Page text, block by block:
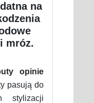
na
mróz.
opinie
pasują do
stylizacji